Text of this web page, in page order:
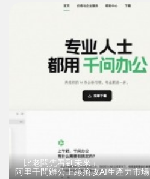
「比老闆先看到未來」
阿里千問辦公上線搶攻AI生產力市場